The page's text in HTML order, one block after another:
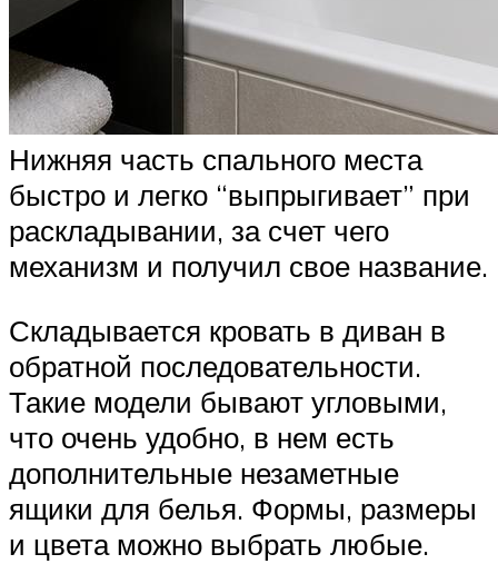
Нижняя часть спального места
быстро и легко “выпрыгивает” при
раскладывании, за счет чего
механизм и получил свое название.
Складывается кровать в диван в
обратной последовательности.
Такие модели бывают угловыми,
что очень удобно, в нем есть
дополнительные незаметные
ящики для белья. Формы, размеры
и цвета можно выбрать любые.